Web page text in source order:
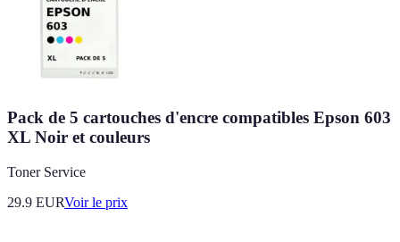
Pack de 5 cartouches d'encre compatibles Epson 603
XL Noir et couleurs
Toner Service
29.9 EURVoir le prix